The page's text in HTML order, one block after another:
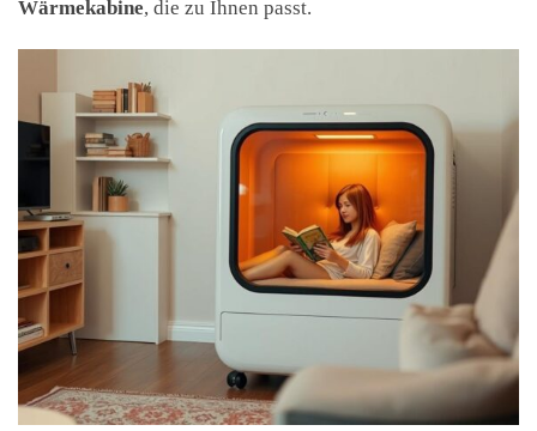
Wärmekabine, die zu Ihnen passt.